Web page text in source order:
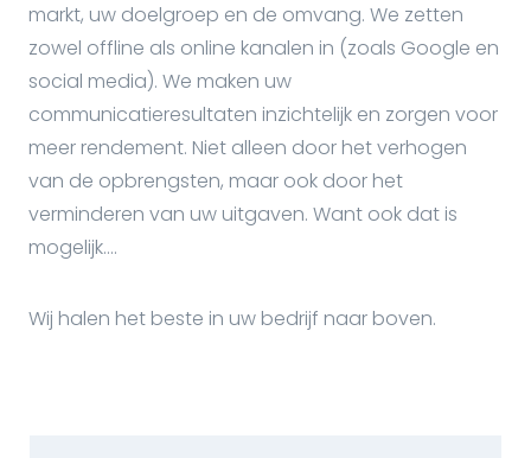
markt, uw doelgroep en de omvang. We zetten
zowel offline als online kanalen in (zoals Google en
social media). We maken uw
communicatieresultaten inzichtelijk en zorgen voor
meer rendement. Niet alleen door het verhogen
van de opbrengsten, maar ook door het
verminderen van uw uitgaven. Want ook dat is
mogelijk....
Wij halen het beste in uw bedrijf naar boven.